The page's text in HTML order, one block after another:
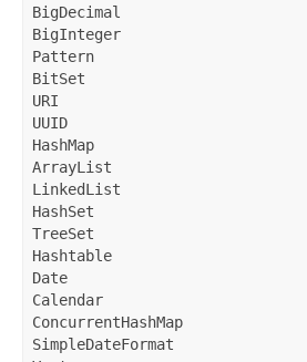
BigDecimal
BigInteger
Pattern
BitSet
URI
UUID
HashMap
ArrayList
LinkedList
HashSet
TreeSet
Hashtable
Date
Calendar
ConcurrentHashMap
SimpleDateFormat